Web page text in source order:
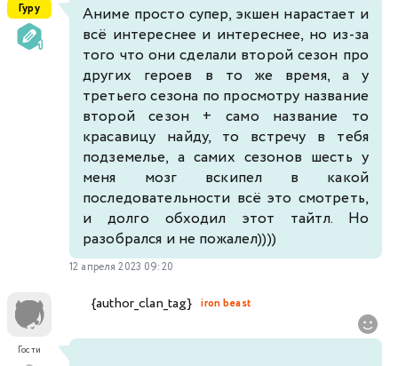
Гуру
Аниме просто супер, экшен нарастает и
всё интереснее и интереснее, но из-за
того что они сделали второй сезон про
других героев в то же время, а у
третьего сезона по просмотру название
второй сезон + само название то
красавицу найду, то встречу в тебя
подземелье, а самих сезонов шесть у
меня мозг вскипел в какой
последовательности всё это смотреть,
и долго обходил этот тайтл. Но
разобрался и не пожалел))))
12 апреля 2023 09:20
Гости
{author_clan_tag} iron beast